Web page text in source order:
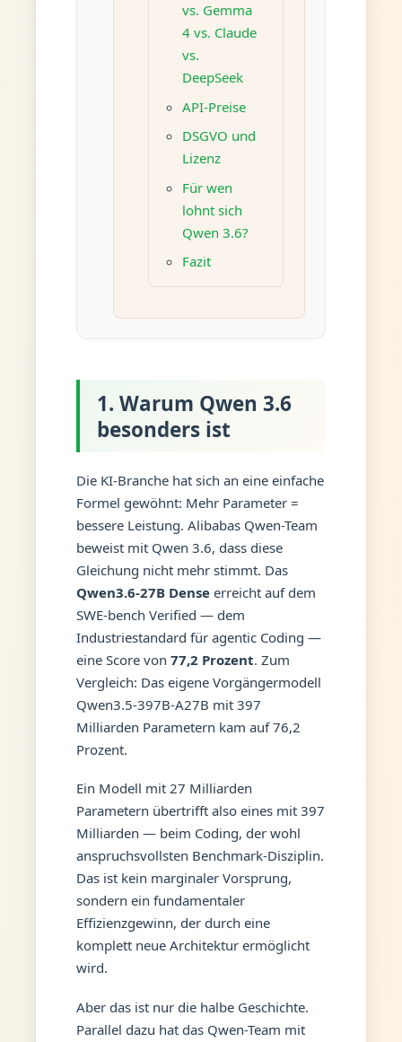
vs. Gemma
4 vs. Claude
vs.
DeepSeek
API-Preise
DSGVO und
Lizenz
Für wen
lohnt sich
Qwen 3.6?
Fazit
1. Warum Qwen 3.6
besonders ist
Die KI-Branche hat sich an eine einfache
Formel gewöhnt: Mehr Parameter =
bessere Leistung. Alibabas Qwen-Team
beweist mit Qwen 3.6, dass diese
Gleichung nicht mehr stimmt. Das
Qwen3.6-27B Denseerreicht auf dem
SWE-bench Verified — dem
Industriestandard für agentic Coding —
eine Score von 77,2 Prozent. Zum
Vergleich: Das eigene Vorgängermodell
Qwen3.5-397B-A27B mit 397
Milliarden Parametern kam auf 76,2
Prozent.
Ein Modell mit 27 Milliarden
Parametern übertrifft also eines mit 397
Milliarden — beim Coding, der wohl
anspruchsvollsten Benchmark-Disziplin.
Das ist kein marginaler Vorsprung,
sondern ein fundamentaler
Effizienzgewinn, der durch eine
komplett neue Architektur ermöglicht
wird.
Aber das ist nur die halbe Geschichte.
Parallel dazu hat das Qwen-Team mit